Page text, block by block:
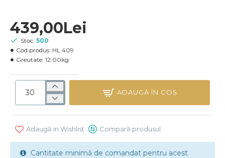
439,00Lei
Stoc: 500
Cod produs: HL 409
Greutate: 12.00kg
ADAUGĂ ÎN COŞ
Adaugă in Wishlist Compară produsul
Cantitate minimă de comandat pentru acest